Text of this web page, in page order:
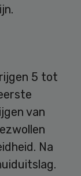
5 tot
van
Na